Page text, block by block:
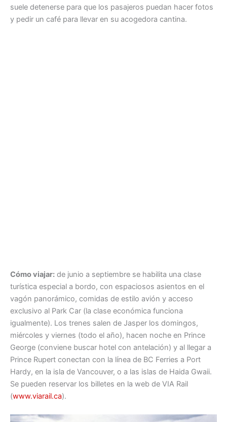
suele detenerse para que los pasajeros puedan hacer fotos
y pedir un café para llevar en su acogedora cantina.
Cómo viajar: de junio a septiembre se habilita una clase
turística especial a bordo, con espaciosos asientos en el
vagón panorámico, comidas de estilo avión y acceso
exclusivo al Park Car (la clase económica funciona
igualmente). Los trenes salen de Jasper los domingos,
miércoles y viernes (todo el año), hacen noche en Prince
George (conviene buscar hotel con antelación) y al llegar a
Prince Rupert conectan con la línea de BC Ferries a Port
Hardy, en la isla de Vancouver, o a las islas de Haida Gwaii.
Se pueden reservar los billetes en la web de VIA Rail
(www.viarail.ca).